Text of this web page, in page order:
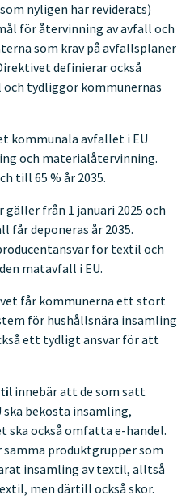
nyligen har reviderats)
för återvinning av avfall och
som krav på avfallsplaner
definierar också
tydliggör kommunernas
kommunala avfallet i EU
och materialåtervinning.
till 65 % år 2035.
från 1 januari 2025 och
får deponeras år 2035.
för textil och
matavfall i EU.
får kommunerna ett stort
för hushållsnära insamling
ett tydligt ansvar för att
innebär att de som satt
bekosta insamling,
ska också omfatta e-handel.
produktgrupper som
insamling av textil, alltså
men därtill också skor.